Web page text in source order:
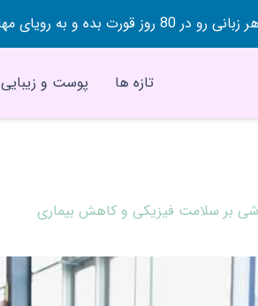
هر زبانی رو در 80 روز قورت بده و به رویای مهاجرتت برس ...
تازه ها پوست و زیبایی
بر سلامت فیزیکی و کاهش بیماری